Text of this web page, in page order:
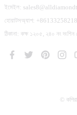
ইমেইল:
হোয়াটসঅ্যাপ:
ঠিকানা: কক্ষ ১২০৫, ২৪০ নং
©